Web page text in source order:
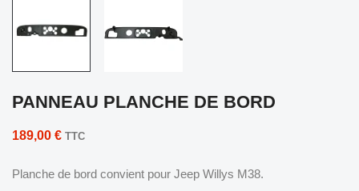
PANNEAU PLANCHE DE BORD
189,00 € TTC
Planche de bord convient pour Jeep Willys M38.